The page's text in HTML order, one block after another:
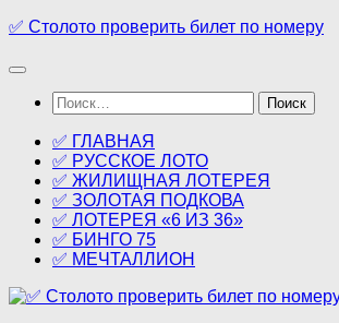
Перейти
содержимому
✅ Столото проверить билет по номеру
Найти:
✅ ГЛАВНАЯ
✅ РУССКОЕ ЛОТО
✅ ЖИЛИЩНАЯ ЛОТЕРЕЯ
✅ ЗОЛОТАЯ ПОДКОВА
✅ ЛОТЕРЕЯ «6 ИЗ 36»
✅ БИНГО 75
✅ МЕЧТАЛЛИОН